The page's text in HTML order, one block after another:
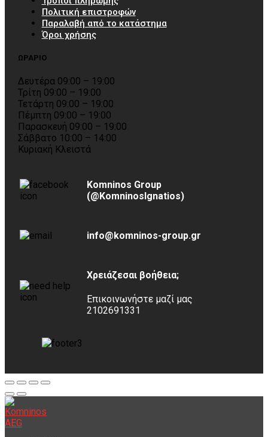
Πολιτική επιστροφών
Παραλαβή από το κατάστημα
Όροι χρήσης
ΩΡΑΡΙΟ
Δευτέρα 09:00 – 19:00
Τρίτη 09:00 – 19:00
Τετάρτη 09:00 – 19:00
Πέμπτη 09:00 – 19:00
Παρασκευή 09:00 – 19:00
Σάββατο 10:00 – 14:00
Κυριακή Κλειστά
Komninos Group
(@KomninosIgnatios)
info@komninos-group.gr
Χρειάζεσαι βοήθεια;
Επικοινωνήστε μαζί μας
2102691331